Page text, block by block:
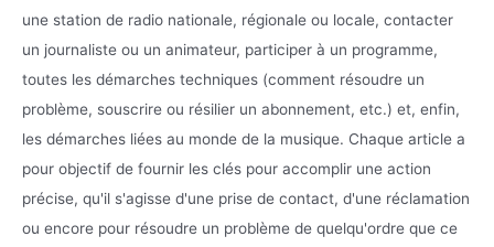
une station de radio nationale, régionale ou locale, contacter
un journaliste ou un animateur, participer à un programme,
toutes les démarches techniques (comment résoudre un
problème, souscrire ou résilier un abonnement, etc.) et, enfin,
les démarches liées au monde de la musique. Chaque article a
pour objectif de fournir les clés pour accomplir une action
précise, qu'il s'agisse d'une prise de contact, d'une réclamation
ou encore pour résoudre un problème de quelqu'ordre que ce